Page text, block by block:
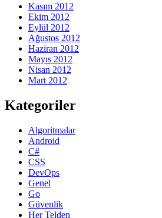
Kasım 2012
Ekim 2012
Eylül 2012
Ağustos 2012
Haziran 2012
Mayıs 2012
Nisan 2012
Mart 2012
Kategoriler
Algoritmalar
Android
C#
CSS
DevOps
Genel
Go
Güvenlik
Her Telden